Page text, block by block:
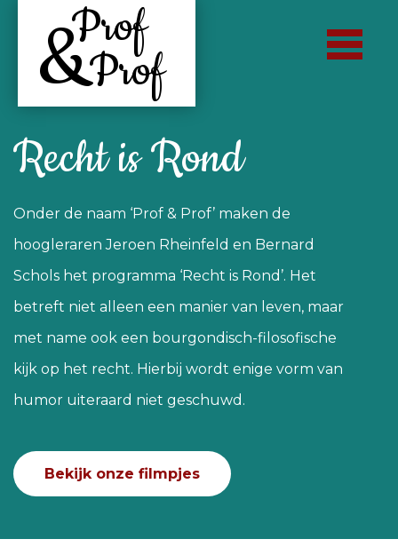
Prof
&Prof
Recht is Rond
Onder de naam ‘Prof & Prof’ maken de
hoogleraren Jeroen Rheinfeld en Bernard
Schols het programma ‘Recht is Rond’. Het
betreft niet alleen een manier van leven, maar
met name ook een bourgondisch-filosofische
kijk op het recht. Hierbij wordt enige vorm van
humor uiteraard niet geschuwd.
Bekijk onze filmpjes